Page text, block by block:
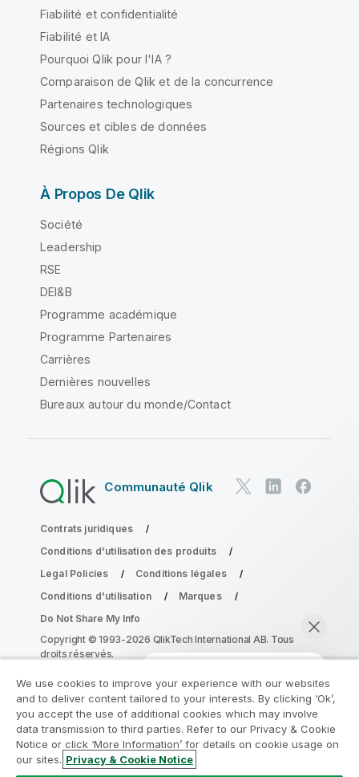
Discuter maintenant
Fiabilité et confidentialité
Fiabilité et IA
Pourquoi Qlik pour l'IA ?
Comparaison de Qlik et de la concurrence
Partenaires technologiques
Sources et cibles de données
Régions Qlik
À Propos De Qlik
Société
Leadership
RSE
DEI&B
Programme académique
Programme Partenaires
Carrières
Dernières nouvelles
Bureaux autour du monde/Contact
Communauté Qlik
Contrats juridiques
Conditions d'utilisation des produits
Legal Policies
Conditions légales
Conditions d'utilisation
Marques
Do Not Share My Info
Copyright © 1993-2026 QlikTech International AB. Tous
droits réservés.
Rejoignez le Programme de
modernisation analytique
Modernisez votre système sans compromettre vos
We use cookies to improve your experience with our websites
and to deliver content tailored to your interests. By clicking ‘Ok’,
you accept the use of additional cookies which may involve
data transmission to third parties. Refer to our Privacy & Cookie
Notice or click ‘More Information’ for details on cookie usage on
our sites. Privacy & Cookie Notice